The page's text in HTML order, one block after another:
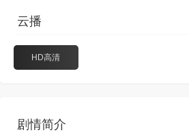
云播
HD高清
剧情简介